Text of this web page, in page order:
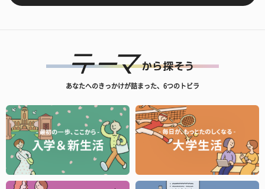
あなたへのきっかけが詰まった、6つのトビラ